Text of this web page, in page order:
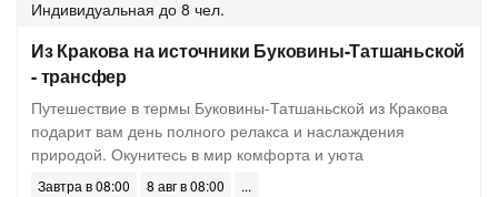
Индивидуальная до 8 чел.
Из Кракова на источники Буковины-Татшаньской
- трансфер
Путешествие в термы Буковины-Татшаньской из Кракова
подарит вам день полного релакса и наслаждения
природой. Окунитесь в мир комфорта и уюта
Завтра в 08:00
8 авг в 08:00